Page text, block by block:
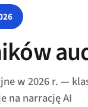
w 2026 r. —
na narrację AI